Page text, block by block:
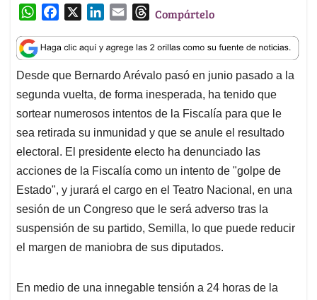
W
a
t
s
A
p
p
c
e
b
o
o
k
n
k
e
d
I
n
a
i
l
T
r
e
a
d
s
Compártelo
Desde que Bernardo Arévalo pasó en junio pasado a la
segunda vuelta, de forma inesperada, ha tenido que
sortear numerosos intentos de la Fiscalía para que le
sea retirada su inmunidad y que se anule el resultado
electoral. El presidente electo ha denunciado las
acciones de la Fiscalía como un intento de "golpe de
Estado", y jurará el cargo en el Teatro Nacional, en una
sesión de un Congreso que le será adverso tras la
suspensión de su partido, Semilla, lo que puede reducir
el margen de maniobra de sus diputados.
En medio de una innegable tensión a 24 horas de la